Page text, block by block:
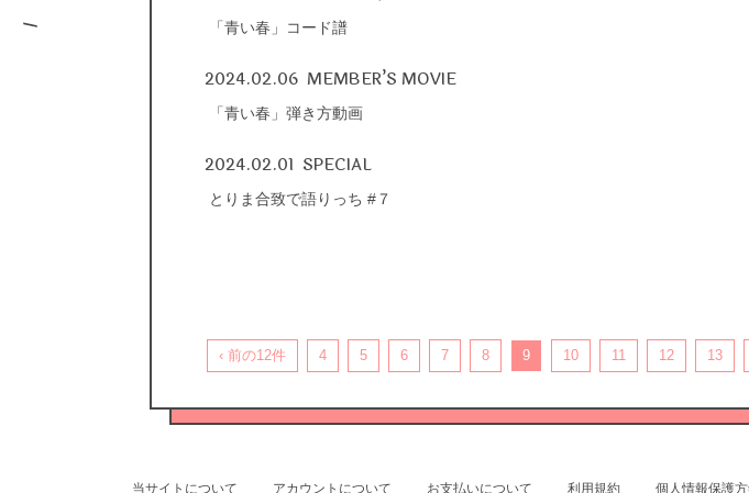
「青い春」コード譜
2024.02.06 MEMBER’S MOVIE
「青い春」弾き方動画
2024.02.01 SPECIAL
とりま合致で語りっち #７
‹ 前の12件 4 5 6 7 8 9 10 11 12 13
当サイトについて アカウントについて お支払いについて 利用規約 個人情報保護